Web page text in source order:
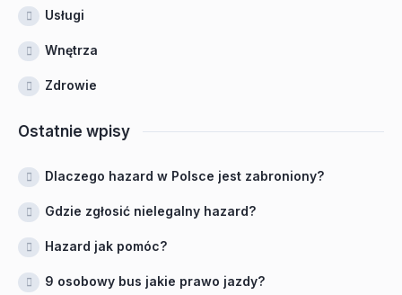
Usługi
Wnętrza
Zdrowie
Ostatnie wpisy
Dlaczego hazard w Polsce jest zabroniony?
Gdzie zgłosić nielegalny hazard?
Hazard jak pomóc?
9 osobowy bus jakie prawo jazdy?